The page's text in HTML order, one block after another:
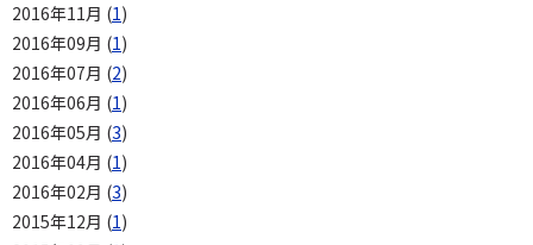
2016年11月 (1)
2016年09月 (1)
2016年07月 (2)
2016年06月 (1)
2016年05月 (3)
2016年04月 (1)
2016年02月 (3)
2015年12月 (1)